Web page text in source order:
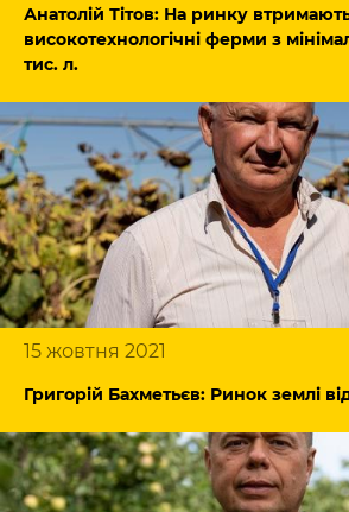
Анатолій Тітов: На ринку
високотехнологічні ферми з
тис. л.
15 жовтня 2021
Григорій Бахметьєв: Ринок землі